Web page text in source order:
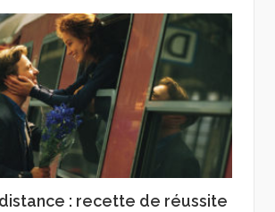
: recette de réussite